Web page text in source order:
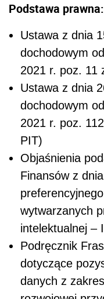
Podstawa prawna:
Ustawa z dnia
dochodowym
2021 r. poz. 11
Ustawa z dnia
dochodowym
2021 r. poz.
PIT)
Objaśnienia
Finansów z
wytwarzanych
intelektualnej –
Podręcznik
dotyczące
danych z